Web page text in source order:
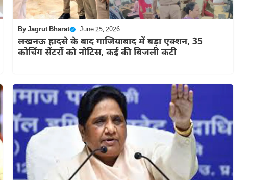
ByJagrut Bharat | June 25, 2026
लखनऊ हादसे के बाद गाजियाबाद में बड़ा एक्शन, 35
कोचिंग सेंटरों को नोटिस, कई की बिजली कटी